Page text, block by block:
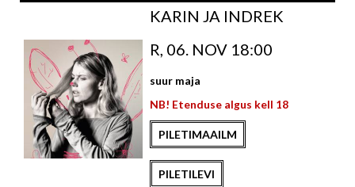
KARIN JA INDREK
R, 06. NOV 18:00
suur maja
NB! Etenduse algus kell 18
PILETIMAAILM
PILETILEVI